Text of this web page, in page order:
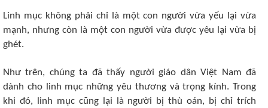
Linh mục không phải chỉ là một con người vừa yếu lại vừa
mạnh, nhưng còn là một con người vừa được yêu lại vừa bị
ghét.
Như trên, chúng ta đã thấy người giáo dân Việt Nam đã
dành cho linh mục những yêu thương và trọng kính. Trong
khi đó, linh mục cũng lại là người bị thù oán, bị chỉ trích